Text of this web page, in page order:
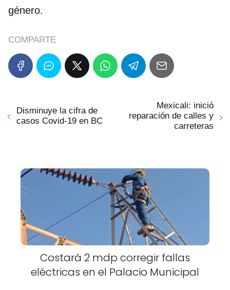
género.
COMPARTE
Disminuye la cifra de
casos Covid-19 en BC
Mexicali: inició
reparación de calles y
carreteras
Costará 2 mdp corregir fallas
eléctricas en el Palacio Municipal